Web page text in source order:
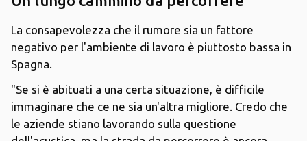
La consapevolezza che il rumore sia un fattore
negativo per l'ambiente di lavoro è piuttosto bassa in
Spagna.
"Se si è abituati a una certa situazione, è difficile
immaginare che ce ne sia un'altra migliore. Credo che
le aziende stiano lavorando sulla questione